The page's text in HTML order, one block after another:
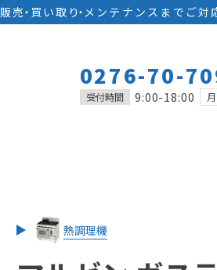
販売・ 買い取 り・メンテナンスまでご対
0276-70-
受付時間 9:00-18:00
熱調理機